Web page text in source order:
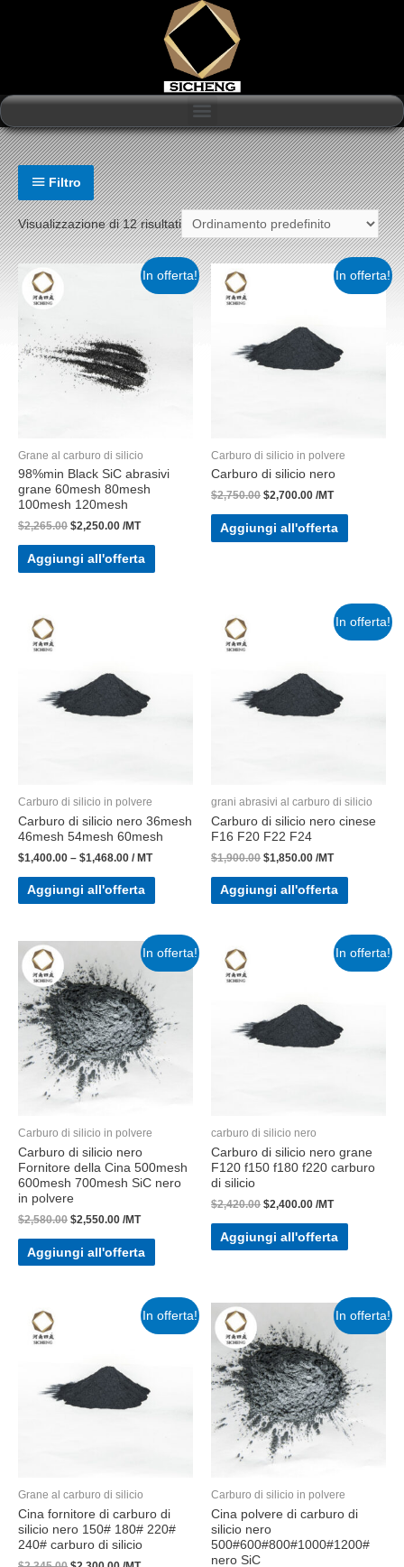
Filtro
Visualizzazione di 12 risultati
In offerta!
Grane al carburo di silicio
98%min Black SiC abrasivi
grane 60mesh 80mesh
100mesh 120mesh
$2,265.00 $2,250.00 /MT
Aggiungi all'offerta
In offerta!
Carburo di silicio in polvere
Carburo di silicio nero
$2,750.00 $2,700.00 /MT
Aggiungi all'offerta
Carburo di silicio in polvere
Carburo di silicio nero 36mesh
46mesh 54mesh 60mesh
$1,400.00 – $1,468.00 / MT
Aggiungi all'offerta
In offerta!
grani abrasivi al carburo di silicio
Carburo di silicio nero cinese
F16 F20 F22 F24
$1,900.00 $1,850.00 /MT
Aggiungi all'offerta
In offerta!
Carburo di silicio in polvere
Carburo di silicio nero
Fornitore della Cina 500mesh
600mesh 700mesh SiC nero
in polvere
$2,580.00 $2,550.00 /MT
Aggiungi all'offerta
In offerta!
carburo di silicio nero
Carburo di silicio nero grane
F120 f150 f180 f220 carburo
di silicio
$2,420.00 $2,400.00 /MT
Aggiungi all'offerta
In offerta!
Grane al carburo di silicio
Cina fornitore di carburo di
silicio nero 150# 180# 220#
240# carburo di silicio
In offerta!
Carburo di silicio in polvere
Cina polvere di carburo di
silicio nero
500#600#800#1000#1200#
nero SiC